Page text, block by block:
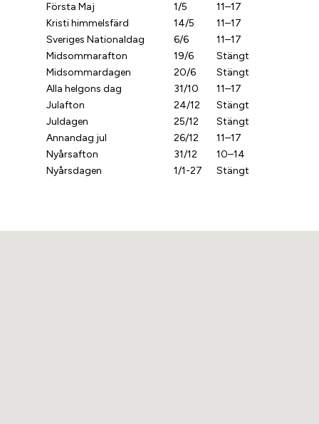
Första Maj
1/5
11–17
Kristi himmelsfärd
14/5
11–17
Sveriges Nationaldag
6/6
11–17
Midsommarafton
19/6
Stängt
Midsommardagen
20/6
Stängt
Alla helgons dag
31/10
11–17
Julafton
24/12
Stängt
Juldagen
25/12
Stängt
Annandag jul
26/12
11–17
Nyårsafton
31/12
10–14
Nyårsdagen
1/1-27 Stängt